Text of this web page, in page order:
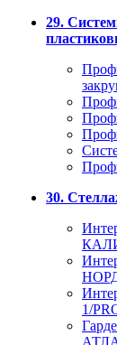
29.
30.
1/